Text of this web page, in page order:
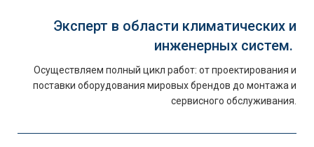
Эксперт в области климатических и
инженерных систем.
Осуществляем полный цикл работ: от проектирования и
поставки оборудования мировых брендов до монтажа и
сервисного обслуживания.